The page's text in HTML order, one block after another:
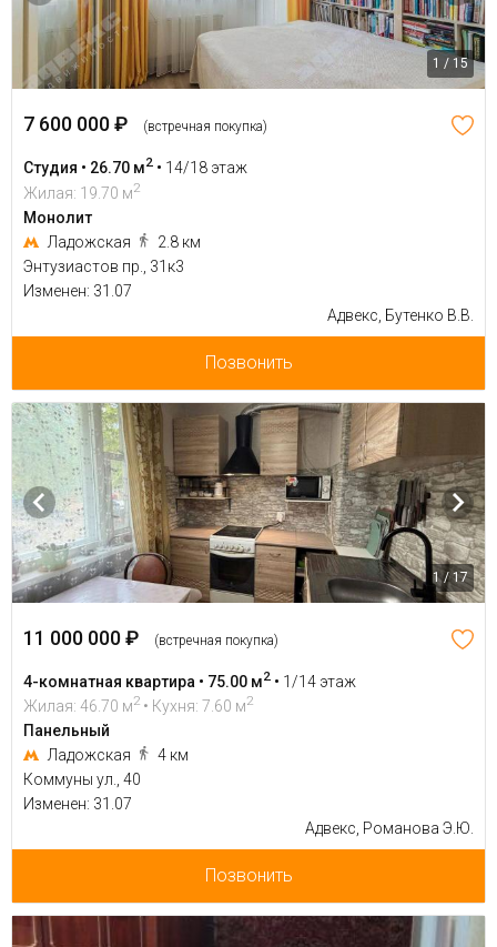
1 / 15
7 600 000 ₽ (встречная покупка)
Студия • 26.70 м2 • 14/18 этаж
Жилая: 19.70 м2
Монолит
Ладожская
2.8 км
Энтузиастов пр., 31к3
Изменен: 31.07
Адвекс, Бутенко В.В.
Позвонить
1 / 17
11 000 000 ₽ (встречная покупка)
4-комнатная квартира • 75.00 м2 • 1/14 этаж
Жилая: 46.70 м2 • Кухня: 7.60 м2
Панельный
Ладожская
4 км
Коммуны ул., 40
Изменен: 31.07
Адвекс, Романова Э.Ю.
Позвонить